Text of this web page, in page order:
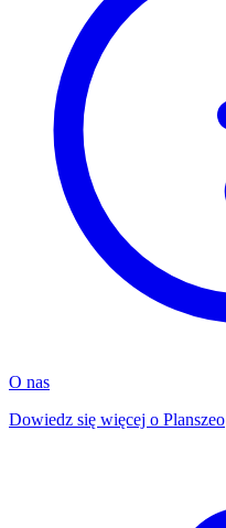
O nas
Dowiedz się więcej o Planszeo